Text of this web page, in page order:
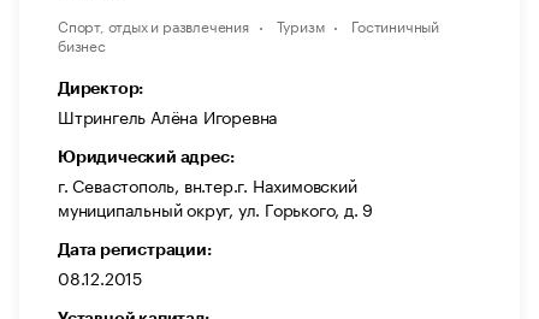
Спорт, отдых и развлечения Туризм
Гостиничный
бизнес
Директор:
Штрингель Алёна Игоревна
Юридический адрес:
г. Севастополь, вн.тер.г. Нахимовский
муниципальный округ, ул. Горького, д. 9
Дата регистрации:
08.12.2015